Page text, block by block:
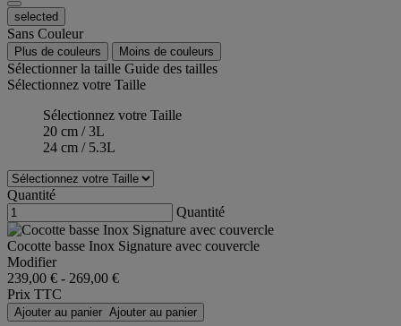
selected
Sans Couleur
Plus de couleurs Moins de couleurs
Sélectionner la taille Guide des tailles
Sélectionnez votre Taille
Sélectionnez votre Taille
20 cm / 3L
24 cm / 5.3L
Quantité
Quantité
Cocotte basse Inox Signature avec couvercle
Modifier
239,00 € - 269,00 €
Prix TTC
Ajouter au panier Ajouter au panier